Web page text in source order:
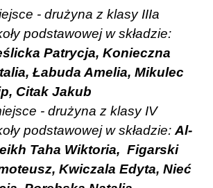
- drużyna z klasy IIIa
podstawowej w składzie:
Patrycja, Konieczna
Łabuda Amelia, Mikulec
Citak Jakub
- drużyna z klasy IV
podstawowej w składzie:Al-
Taha Wiktoria, Figarski
Kwiczala Edyta, Nieć